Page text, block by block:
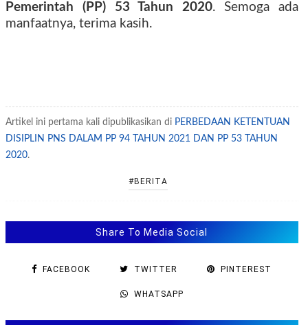
Pemerintah (PP) 53 Tahun 2020. Semoga ada
manfaatnya, terima kasih.
Artikel ini pertama kali dipublikasikan di PERBEDAAN KETENTUAN
DISIPLIN PNS DALAM PP 94 TAHUN 2021 DAN PP 53 TAHUN
2020.
#BERITA
Share To Media Social
FACEBOOK TWITTER PINTEREST
WHATSAPP